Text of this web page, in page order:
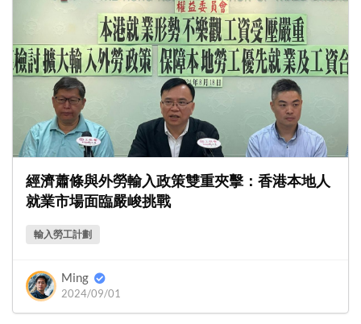
經濟蕭條與外勞輸入政策雙重夾擊：香港本地人
就業市場面臨嚴峻挑戰
輸入勞工計劃
Ming
2024/09/01